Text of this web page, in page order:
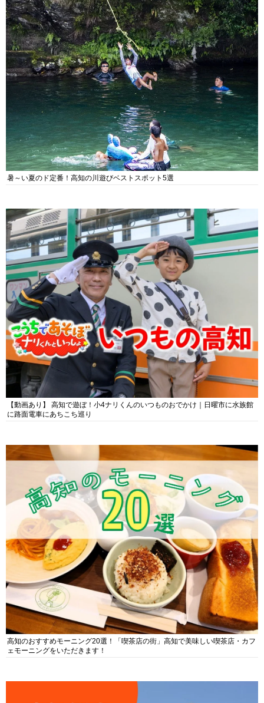
暑～い夏のド定番！高知の川遊びベストスポット5選
【動画あり】 高知で遊ぼ！小4ナリくんのいつものおでかけ｜日曜市に水族館
に路面電車にあちこち巡り
高知のおすすめモーニング20選！「喫茶店の街」高知で美味しい喫茶店・カフ
ェモーニングをいただきます！